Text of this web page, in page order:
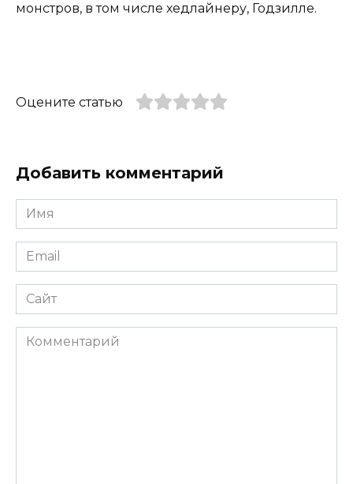
монстров, в том числе хедлайнеру, Годзилле.
Оцените статью
Добавить комментарий
Имя
*
Email
*
Сайт
Комментарий